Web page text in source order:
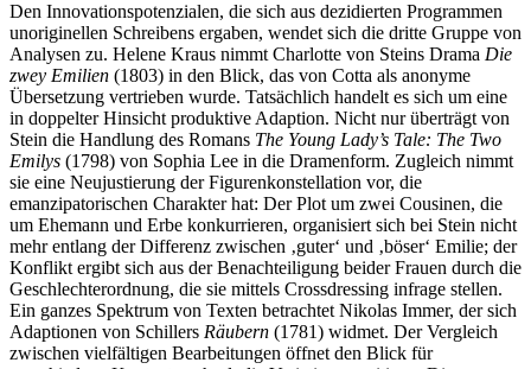
Den Innovationspotenzialen, die sich aus dezidierten Programmen
unoriginellen Schreibens ergaben, wendet sich die dritte Gruppe von
Analysen zu. Helene Kraus nimmt Charlotte von Steins Drama Die
zwey Emilien (1803) in den Blick, das von Cotta als anonyme
Übersetzung vertrieben wurde. Tatsächlich handelt es sich um eine
in doppelter Hinsicht produktive Adaption. Nicht nur überträgt von
Stein die Handlung des Romans The Young Lady’s Tale: The Two
Emilys (1798) von Sophia Lee in die Dramenform. Zugleich nimmt
sie eine Neujustierung der Figurenkonstellation vor, die
emanzipatorischen Charakter hat: Der Plot um zwei Cousinen, die
um Ehemann und Erbe konkurrieren, organisiert sich bei Stein nicht
mehr entlang der Differenz zwischen ‚guter‘ und ‚böser‘ Emilie; der
Konflikt ergibt sich aus der Benachteiligung beider Frauen durch die
Geschlechterordnung, die sie mittels Crossdressing infrage stellen.
Ein ganzes Spektrum von Texten betrachtet Nikolas Immer, der sich
Adaptionen von Schillers Räubern (1781) widmet. Der Vergleich
zwischen vielfältigen Bearbeitungen öffnet den Blick für